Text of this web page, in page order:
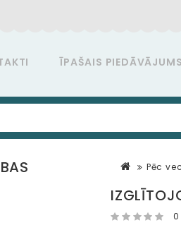
ĪPAŠAIS PIEDĀVĀJUMS
Pēc